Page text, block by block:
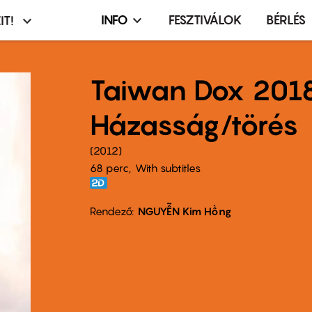
Infó,
terembérlés
menü
INFO FESZTIVÁLOK BÉRLÉS
Taiwan Dox
Házasság/törés
2012
68 perc,
With subtitles
Rendező NGUYỄN Kim Hồng